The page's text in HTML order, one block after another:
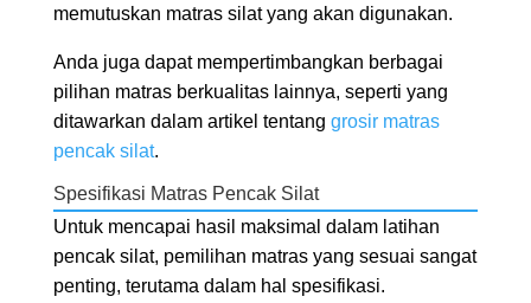
memutuskan matras silat yang akan digunakan.
Anda juga dapat mempertimbangkan berbagai
pilihan matras berkualitas lainnya, seperti yang
ditawarkan dalam artikel tentang grosir matras
pencak silat.
Spesifikasi Matras Pencak Silat
Untuk mencapai hasil maksimal dalam latihan
pencak silat, pemilihan matras yang sesuai sangat
penting, terutama dalam hal spesifikasi.